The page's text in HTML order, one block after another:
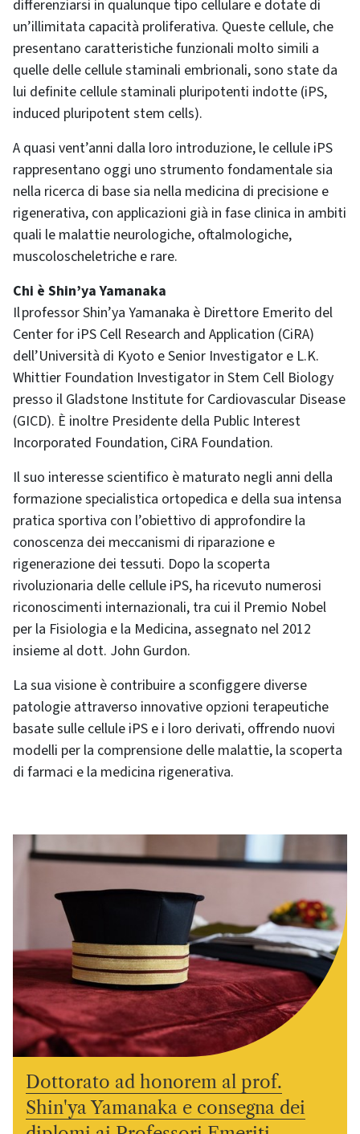
differenziarsi in qualunque tipo cellulare e dotate di
un’illimitata capacità proliferativa. Queste cellule, che
presentano caratteristiche funzionali molto simili a
quelle delle cellule staminali embrionali, sono state da
lui definite cellule staminali pluripotenti indotte (iPS,
induced pluripotent stem cells).
A quasi vent’anni dalla loro introduzione, le cellule iPS
rappresentano oggi uno strumento fondamentale sia
nella ricerca di base sia nella medicina di precisione e
rigenerativa, con applicazioni già in fase clinica in ambiti
quali le malattie neurologiche, oftalmologiche,
muscoloscheletriche e rare.
Chi è Shin’ya Yamanaka
Il professor Shin’ya Yamanaka è Direttore Emerito del
Center for iPS Cell Research and Application (CiRA)
dell’Università di Kyoto e Senior Investigator e L.K.
Whittier Foundation Investigator in Stem Cell Biology
presso il Gladstone Institute for Cardiovascular Disease
(GICD). È inoltre Presidente della Public Interest
Incorporated Foundation, CiRA Foundation.
Il suo interesse scientifico è maturato negli anni della
formazione specialistica ortopedica e della sua intensa
pratica sportiva con l’obiettivo di approfondire la
conoscenza dei meccanismi di riparazione e
rigenerazione dei tessuti. Dopo la scoperta
rivoluzionaria delle cellule iPS, ha ricevuto numerosi
riconoscimenti internazionali, tra cui il Premio Nobel
per la Fisiologia e la Medicina, assegnato nel 2012
insieme al dott. John Gurdon.
La sua visione è contribuire a sconfiggere diverse
patologie attraverso innovative opzioni terapeutiche
basate sulle cellule iPS e i loro derivati, offrendo nuovi
modelli per la comprensione delle malattie, la scoperta
di farmaci e la medicina rigenerativa.
Dottorato ad honorem al prof.
Shin'ya Yamanaka e consegna dei